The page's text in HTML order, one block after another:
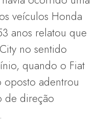
veículos Honda
anos relatou que
no sentido
quando o Fiat
oposto adentrou
de direção